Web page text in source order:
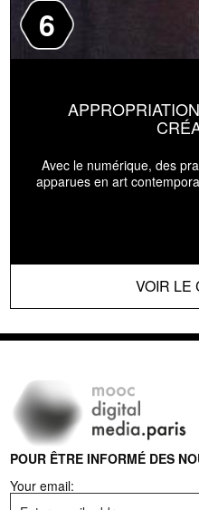
6
Avec le numérique, des
apparues en art
VOIR LE
POUR ÊTRE INFORMÉ DES
Your email: